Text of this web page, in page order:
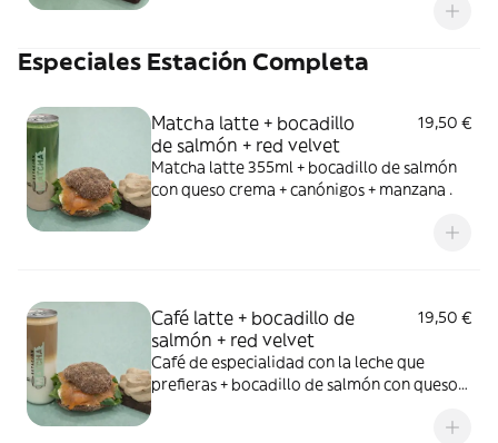
Especiales Estación Completa
Matcha latte + bocadillo
de salmón + red velvet
19,50 €
Matcha latte 355ml + bocadillo de salmón
con queso crema + canónigos + manzana .
Café latte + bocadillo de
salmón + red velvet
19,50 €
Café de especialidad con la leche que
prefieras + bocadillo de salmón con queso